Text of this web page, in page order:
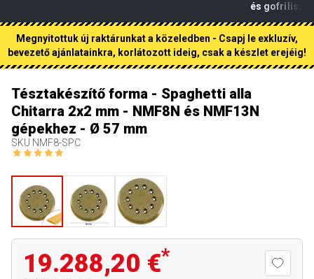
és gofri liszt
Megnyitottuk új raktárunkat a közeledben - Csapj le exkluzív,
bevezető ajánlatainkra, korlátozott ideig, csak a készlet erejéig!
Tésztakészítő forma - Spaghetti alla
Chitarra 2x2 mm - NMF8N és NMF13N
gépekhez - Ø 57 mm
SKU NMF8-SPC
19.288,20 €*